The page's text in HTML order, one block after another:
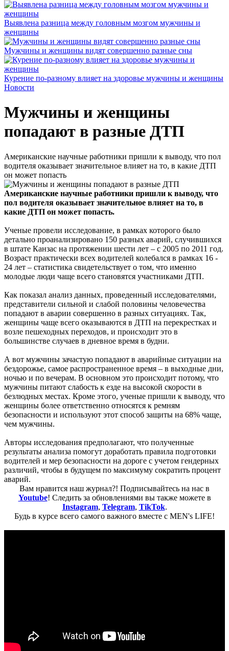
Выявлена разница между головным мозгом мужчины и
женщины
Мужчины и женщины видят совершенно разные сны
Курение по-разному влияет на здоровье мужчины и женщины
Новости
Мужчины и женщины
попадают в разные ДТП
Американские научные работники пришли к выводу, что пол
водителя оказывает значительное влияет на то, в какие ДТП
он может попасть
Американские научные работники пришли к выводу, что
пол водителя оказывает значительное влияет на то, в
какие ДТП он может попасть.
Ученые провели исследование, в рамках которого было
детально проанализировано 150 разных аварий, случившихся
в штате Канзас на протяжении шести лет – с 2005 по 2011 год.
Возраст практически всех водителей колебался в рамках 16 -
24 лет – статистика свидетельствует о том, что именно
молодые люди чаще всего становятся участниками ДТП.
Как показал анализ данных, проведенный исследователями,
представители сильной и слабой половины человечества
попадают в аварии совершенно в разных ситуациях. Так,
женщины чаще всего оказываются в ДТП на перекрестках и
возле пешеходных переходов, и происходит это в
большинстве случаев в дневное время в будни.
А вот мужчины зачастую попадают в аварийные ситуации на
бездорожье, самое распространенное время – в выходные дни,
ночью и по вечерам. В основном это происходит потому, что
мужчины питают слабость к езде на высокой скорости в
безлюдных местах. Кроме этого, ученые пришли к выводу, что
женщины более ответственно относятся к ремням
безопасности и используют этот способ защиты на 68% чаще,
чем мужчины.
Авторы исследования предполагают, что полученные
результаты анализа помогут доработать правила подготовки
водителей и мер безопасности на дороге с учетом гендерных
различий, чтобы в будущем по максимуму сократить процент
аварий.
Вам нравится наш журнал?! Подписывайтесь на нас в
Youtube! Следить за обновлениями вы также можете в
Instagram, Telegram, TikTok.
Будь в курсе всего самого важного вместе с MEN's LIFE!